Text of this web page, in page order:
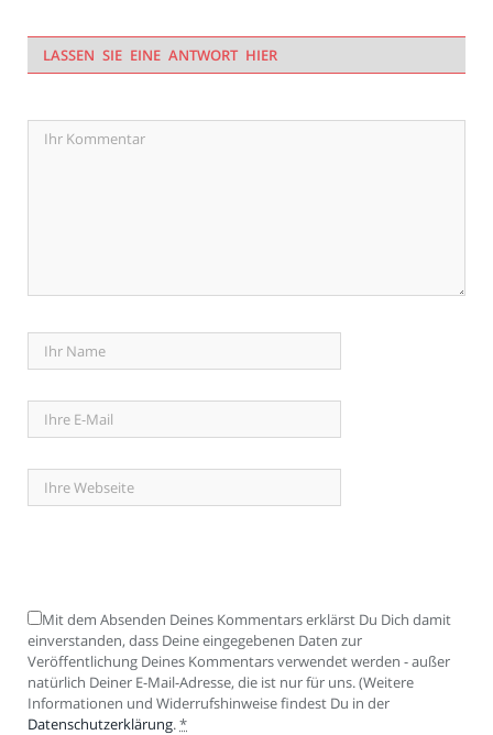
LASSEN SIE EINE ANTWORT HIER
Mit dem Absenden Deines Kommentars erklärst Du Dich damit
einverstanden, dass Deine eingegebenen Daten zur
Veröffentlichung Deines Kommentars verwendet werden - außer
natürlich Deiner E-Mail-Adresse, die ist nur für uns. (Weitere
Informationen und Widerrufshinweise findest Du in der
Datenschutzerklärung.*